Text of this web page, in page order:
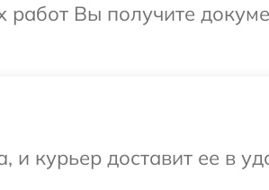
работ Вы получите
и курьер доставит ее в